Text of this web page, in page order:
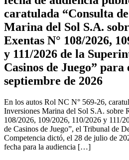
caratulada “Consulta
Marina del Sol S.A.
Exentas N° 108/2026,
y 111/2026 de la
Casinos de Juego” para
septiembre de 2026
En los autos Rol NC N° 569-26,
Inversiones Marina del Sol S.A. sobre
108/2026, 109/2026, 110/2026 y 111/
de Casinos de Juego”, el Tribunal de
Competencia dictó, el 28 de julio de
fecha para la audiencia […]